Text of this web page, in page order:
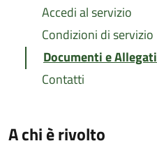
Accedi al servizio
Condizioni di servizio
Documenti e Allegati
Contatti
A chi è rivolto